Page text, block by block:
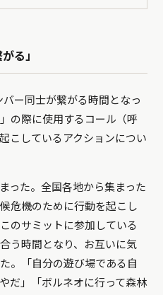
る」
ー同士が繋がる時間となっ
」の際に使用するコール（呼
こしているアクションについ
った。全国各地から集まった
危機のために行動を起こし
のサミットに参加している
う時間となり、お互いに気
。「自分の遊び場である自
だ」「ボルネオに行って森林